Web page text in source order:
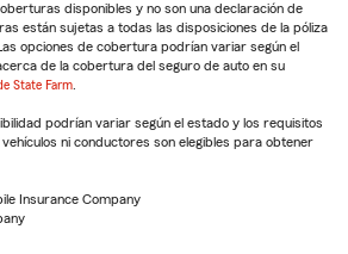
disponibles y no son una declaración de
están sujetas a todas las disposiciones de la póliza
opciones de cobertura podrían variar según el
de la cobertura del seguro de auto en su
State Farm
podrían variar según el estado y los requisitos
ni conductores son elegibles para obtener
Insurance Company